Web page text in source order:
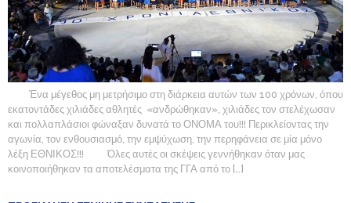
Ένα μέγεθος μη μετρήσιμο στη διάρκεια αυτών των 100 χρόνων, όπου
εκατοντάδες χιλιάδες αθλητές «ανδρώθηκαν», χιλιάδες τον στελέχωσαν
και πολλαπλάσιοι φώναξαν δυνατά το ΟΝΟΜΑ του!!! Περικλείοντας την
αγωνία, τον ενθουσιασμό, την εμψύχωση, την περηφάνεια σε μία μόνο
λέξη ΕΘΝΙΚΟΣ!!! Όλες αυτές οι σκέψεις γεννήθηκαν όταν μας
κοινοποιήθηκαν τα αποτελέσματα της ΓΓΑ από το […]